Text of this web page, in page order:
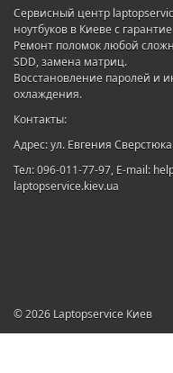
Сервисный центр
ноутбуков в Киеве с
Ремонт поломок любой
SDD, замена матриц.
Восстановление паролей и
охлаждения.
Контакты:
Адрес: ул. Евгения
Тел: 096-011-77-97, E-mail:
laptopservice.kiev.ua
© 2026 Laptopservice Киев